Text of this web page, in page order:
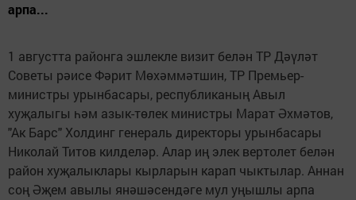
арпа...
1 августта районга эшлекле визит белән ТР Дәүләт
Советы рәисе Фәрит Мөхәммәтшин, ТР Премьер-
министры урынбасары, республиканың Авыл
хуҗалыгы һәм азык-төлек министры Марат Әхмәтов,
"Ак Барс" Холдинг генераль директоры урынбасары
Николай Титов килделәр. Алар иң элек вертолет белән
район хуҗалыклары кырларын карап чыктылар. Аннан
соң Әҗем авылы янәшәсендәге мул уңышлы арпа